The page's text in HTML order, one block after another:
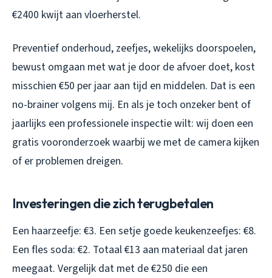
€2400 kwijt aan vloerherstel.
Preventief onderhoud, zeefjes, wekelijks doorspoelen,
bewust omgaan met wat je door de afvoer doet, kost
misschien €50 per jaar aan tijd en middelen. Dat is een
no-brainer volgens mij. En als je toch onzeker bent of
jaarlijks een professionele inspectie wilt: wij doen een
gratis vooronderzoek waarbij we met de camera kijken
of er problemen dreigen.
Investeringen die zich terugbetalen
Een haarzeefje: €3. Een setje goede keukenzeefjes: €8.
Een fles soda: €2. Totaal €13 aan materiaal dat jaren
meegaat. Vergelijk dat met de €250 die een